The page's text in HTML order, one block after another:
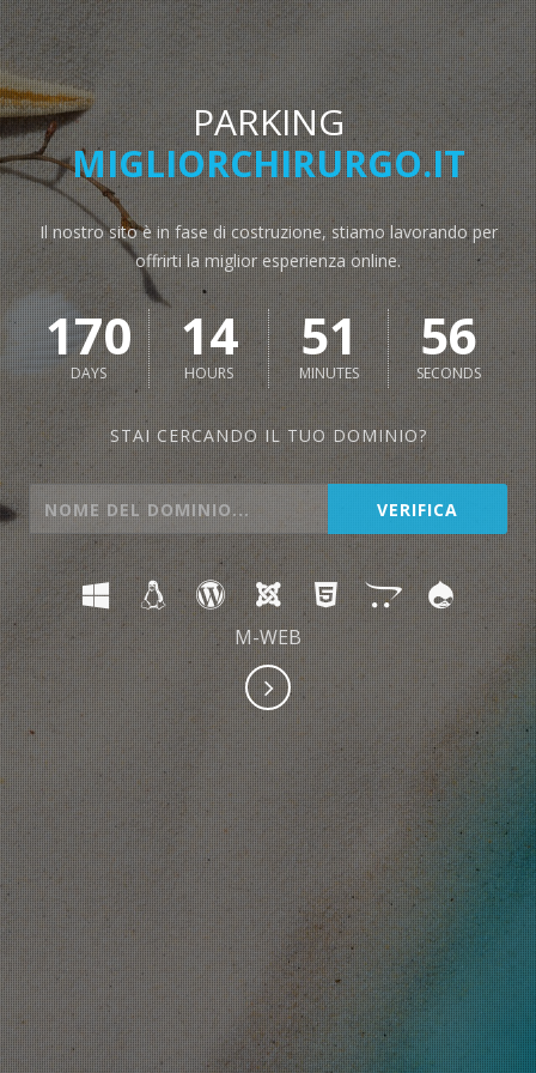
PARKING
MIGLIORCHIRURGO.IT
Il nostro sito è in fase di costruzione, stiamo lavorando per
offrirti la miglior esperienza online.
170
DAYS
14
HOURS
51
MINUTES
56
SECONDS
STAI CERCANDO IL TUO DOMINIO?
M-WEB